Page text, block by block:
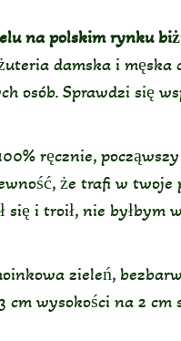
na polskim rynku
damska i męska
osób. Sprawdzi się
ręcznie,
że trafi w twoje
się i troił, nie byłbym
zieleń,
cm wysokości na 2 cm